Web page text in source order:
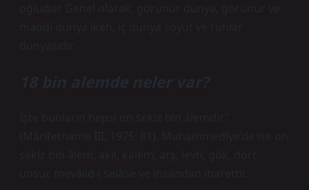
oğludur. Genel olarak, görünür dünya, görünür ve
maddi dünya iken, iç dünya soyut ve ruhlar
dünyasıdır.
18 bin alemde neler var?
İşte bunların hepsi on sekiz bin âlemdir”
(Mârifetname III, 1975: 81). Muhammediye’de ise on
sekiz bin âlem, akıl, kalem, arş, levh, gök, dört
unsur, mevâlid-i selâse ve insandan ibarettir.